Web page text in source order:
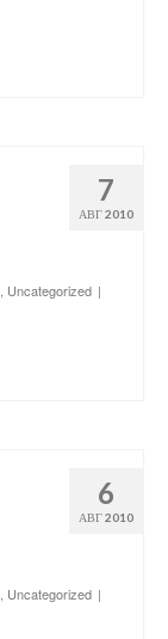
7
АВГ 2010
Uncategorized |
6
АВГ 2010
Uncategorized |